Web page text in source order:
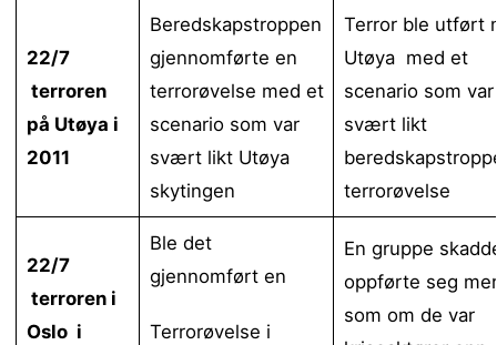
22/7
terroren
på Utøya i
2011
Beredskapstroppen
gjennomførte en
terrorøvelse med et
scenario som var
svært likt Utøya
skytingen
Terror ble utført
Utøya med et
scenario som var
svært likt
terrorøvelse
22/7
terroren i
Oslo i
Ble det
gjennomført en
Terrorøvelse i
En gruppe
oppførte seg mer
som om de var